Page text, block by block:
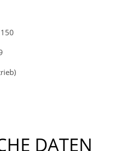
DATEN